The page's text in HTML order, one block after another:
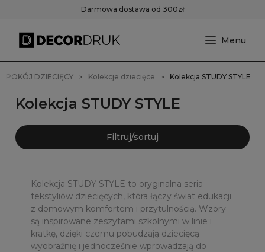
Darmowa dostawa od 300zł
POKÓJ DZIECIĘCY Kolekcje dziecięce Kolekcja STUDY STYLE
Kolekcja STUDY STYLE
Filtruj/sortuj
Kolekcja STUDY STYLE to oryginalna seria
tekstyliów dziecięcych, która łączy świat edukacji
z domowym komfortem i przytulnością. Wzory
są inspirowane zeszytami szkolnymi w linie i
kratkę, dzięki czemu pobudzają dziecięcą
wyobraźnię i jednocześnie wprowadzają do